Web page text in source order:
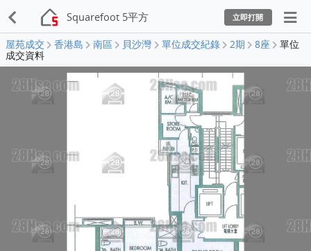
Squarefoot 5平方 立即打開
屋苑成交 香港島 南區 貝沙灣 單位成交紀錄 2期 8座
單位
成交資料